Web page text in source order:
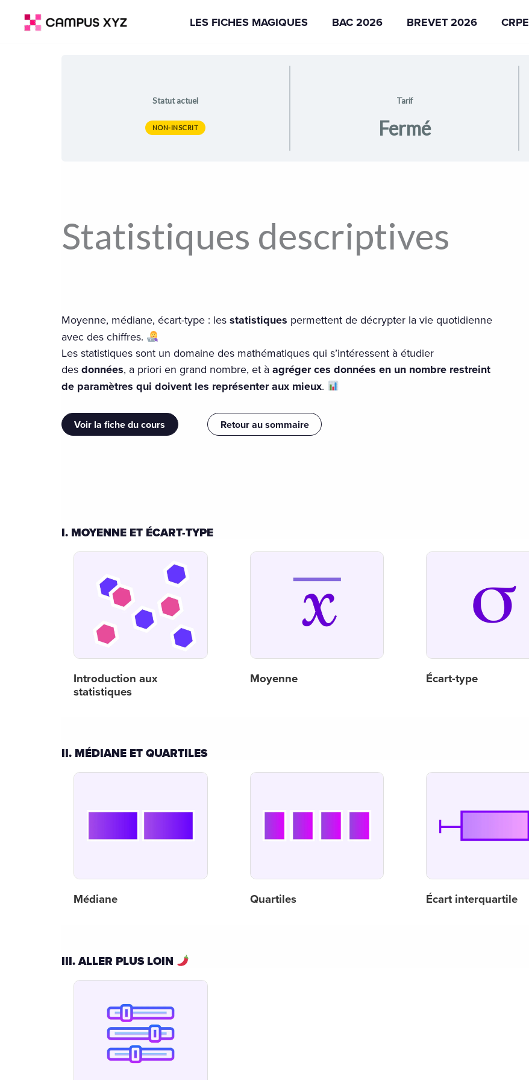
LES FICHES MAGIQUES BAC 2026 BREVET 2026 CRPE
Statut actuel
NON-INSCRIT
Tarif
Fermé
Statistiques descriptives
Moyenne, médiane, écart-type : les statistiques permettent de décrypter la vie quotidienne
avec des chiffres.
Les statistiques sont un domaine des mathématiques qui s’intéressent à étudier
des données, a priori en grand nombre, et à agréger ces données en un nombre restreint
de paramètres qui doivent les représenter aux mieux.
Voir la fiche du cours Retour au sommaire
I. MOYENNE ET ÉCART-TYPE
Introduction aux
statistiques
Moyenne Écart-type
II. MÉDIANE ET QUARTILES
Médiane Quartiles Écart interquartile
III. ALLER PLUS LOIN